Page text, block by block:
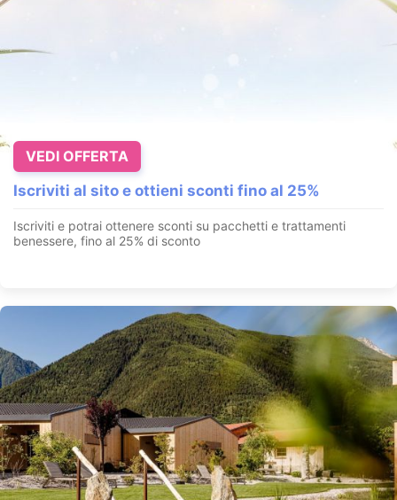
Iscriviti al sito e ottieni sconti fino al 25%
Iscriviti e potrai ottenere sconti su pacchetti e trattamenti
benessere, fino al 25% di sconto
VEDI OFFERTA